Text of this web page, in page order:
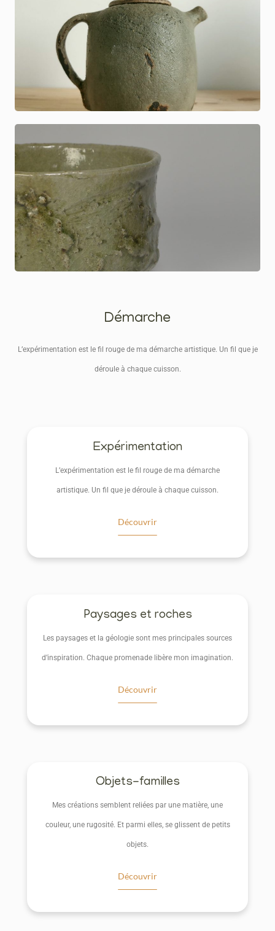
Démarche
L’expérimentation est le fil rouge de ma démarche artistique. Un fil que je
déroule à chaque cuisson.
Expérimentation
L’expérimentation est le fil rouge de ma démarche
artistique. Un fil que je déroule à chaque cuisson.
Découvrir
Paysages et roches
Les paysages et la géologie sont mes principales sources
d’inspiration. Chaque promenade libère mon imagination.
Découvrir
Objets-familles
Mes créations semblent reliées par une matière, une
couleur, une rugosité. Et parmi elles, se glissent de petits
objets.
Découvrir